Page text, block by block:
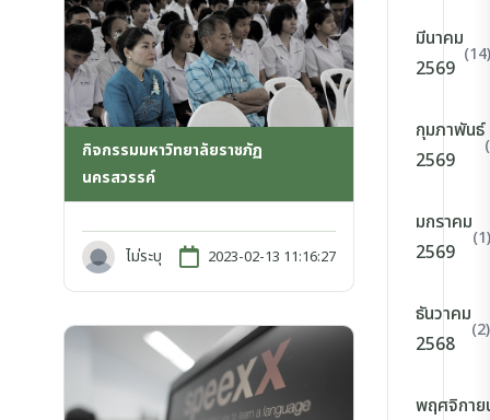
กิจกรรมมหาวิทยาลัยราชภัฏ
นครสวรรค์
ไม่ระบุ 2023-02-13 11:16:27
มีนาคม
2569
(14)
กุมภาพันธ์
2569
มกราคม
2569
(1)
ธันวาคม
2568
(2)
พฤศจิกาย